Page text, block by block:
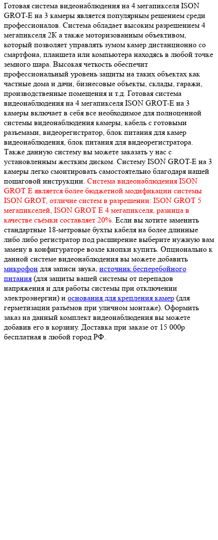
Готовая система видеонаблюдения на 4 мегапикселя ISON
GROT-E на 3 камеры является популярным решением среди
профессионалов. Система обладает высоким разрешением 4
мегапикселя 2К а также моторизованным объективом,
который позволяет управлять зумом камер дистанционно со
смартфона, планшета или компьютера находясь в любой точке
земного шара. Высокая четкость обеспечит
профессиональный уровень защиты на таких объектах как
частные дома и дачи, бизнесовые объекты, склады, гаражи,
производственные помещения и т.д. Готовая система
видеонаблюдения на 4 мегапикселя ISON GROT-E на 3
камеры включает в себя все необходимое для полноценной
системы видеонаблюдения камеры, кабель с готовыми
разъемами, видеорегистратор, блок питания для камер
видеонаблюдения, блок питания для видеорегистратора.
Также данную систему вы можете заказать у нас с
установленным жестким диском. Систему ISON GROT-E на 3
камеры легко смонтировать самостоятельно благодаря нашей
пошаговой инструкции. Система видеонаблюдения ISON
GROT E является более бюджетной модификации системы
ISON GROT, отличие систем в разрешении: ISON GROT 5
мегапикселей, ISON GROT E 4 мегапикселя, разница в
качестве съёмки составляет 20%. Если вы хотите заменить
стандартные 18-метровые бухты кабеля на более длинные
либо либо регистратор под расширение выберите нужную вам
замену в конфигураторе возле кнопки купить. Опционально к
данной системе видеонаблюдения вы можете добавить
микрофон для записи звука, источник бесперебойного
питания (для защиты вашей системы от перепадов
напряжения и для работы системы при отключении
электроэнергии) и основания для крепления камер (для
герметизации разъёмов при уличном монтаже). Оформить
заказ на данный комплект видеонаблюдения вы можете
добавив его в корзину. Доставка при заказе от 15 000р
бесплатная в любой город РФ.